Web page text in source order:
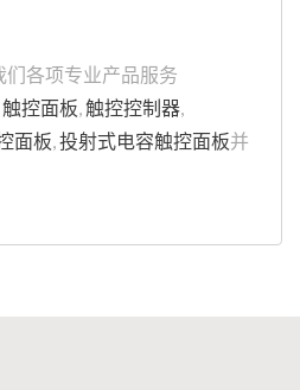
各项专业产品服务
触控面板,触控控制器,
面板,投射式电容触控面板并